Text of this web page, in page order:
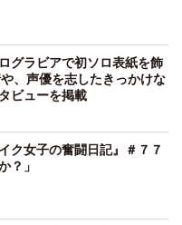
グラビアで初ソロ表紙を飾
、声優を志したきっかけな
ビューを掲載
ク女子の奮闘日記』＃７７
？」